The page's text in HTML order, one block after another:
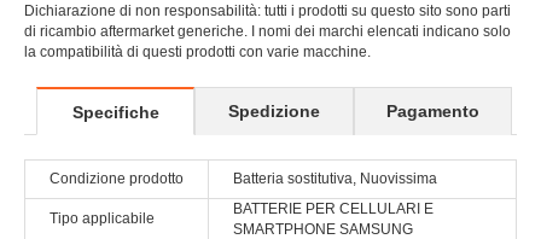
Dichiarazione di non responsabilità: tutti i prodotti su questo sito sono parti
di ricambio aftermarket generiche. I nomi dei marchi elencati indicano solo
la compatibilità di questi prodotti con varie macchine.
Specifiche Spedizione Pagamento
Condizione prodotto Batteria sostitutiva, Nuovissima
Tipo applicabile
BATTERIE PER CELLULARI E
SMARTPHONE SAMSUNG